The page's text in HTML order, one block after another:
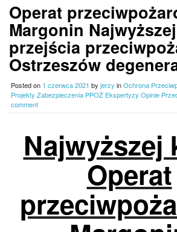
Operat
Margonin
przejścia
Ostrzeszów
Posted on 1 czerwca 2021 by jerzy inOchrona
Projekty Zabezpieczenia PPOŻ Ekspertyzy Opinie
comment
Najwyższej
Operat